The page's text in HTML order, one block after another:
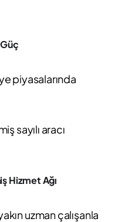
piyasalarında
sayılı aracı
Hizmet Ağı
uzman çalışanla